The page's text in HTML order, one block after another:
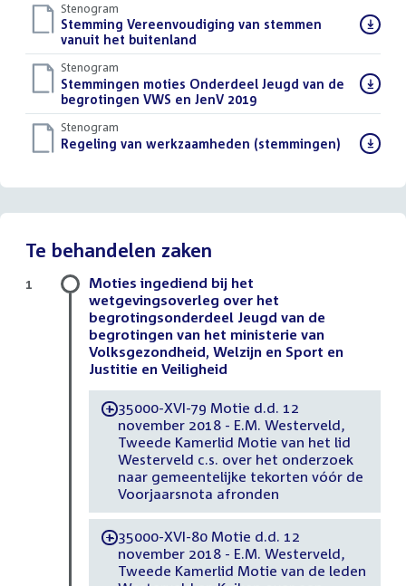
Stenogram
Download
bestand:
Stemming Vereenvoudiging van stemmen
vanuit het buitenland
Stenogram
Download
bestand:
Stemmingen moties Onderdeel Jeugd van de
begrotingen VWS en JenV 2019()
Stenogram
Download
Regeling van werkzaamheden (stemmingen)
Te behandelen zaken
Moties ingediend bij het
wetgevingsoverleg over het
begrotingsonderdeel Jeugd van de
begrotingen van het ministerie van
Volksgezondheid, Welzijn en Sport en
Justitie en Veiligheid
-35000-XVI-79 Motie d.d. 12
november 2018 - E.M. Westerveld,
Tweede Kamerlid Motie van het lid
Westerveld c.s. over het onderzoek
naar gemeentelijke tekorten vóór de
Voorjaarsnota afronden
-35000-XVI-80 Motie d.d. 12
november 2018 - E.M. Westerveld,
Tweede Kamerlid Motie van de leden
1